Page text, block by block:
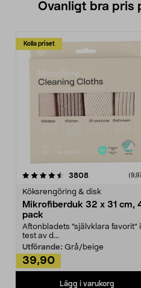
Ovanligt bra pris
Kolla priset
3808recensioner
Köksrengöring & disk
Mikrofiberduk 32 x 31 cm,
pack
Aftonbladets "självklara favorit” i
test av d...
Utförande: Grå/beige
39,90
Lägg i varukorg
4.0av 5 stjärnor